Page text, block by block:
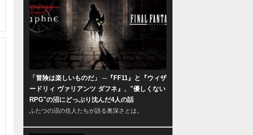
「冒険は楽しいものだ」 ─『FF11』と『ウィザ
ードリィ ヴァリアンツ ダフネ』、"優しくない
RPG"の沼にどっぷり沈んだ4人の話
ふたつの沼の住人たちが語る奥深さとは。